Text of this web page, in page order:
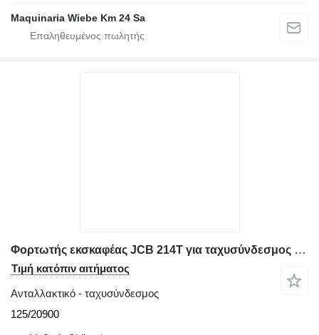
Maquinaria Wiebe Km 24 Sa
Φορτωτής εκσκαφέας JCB 214T για ταχυσύνδεσμος 125/20900
Τιμή κατόπιν αιτήματος
Ανταλλακτικό - ταχυσύνδεσμος
125/20900